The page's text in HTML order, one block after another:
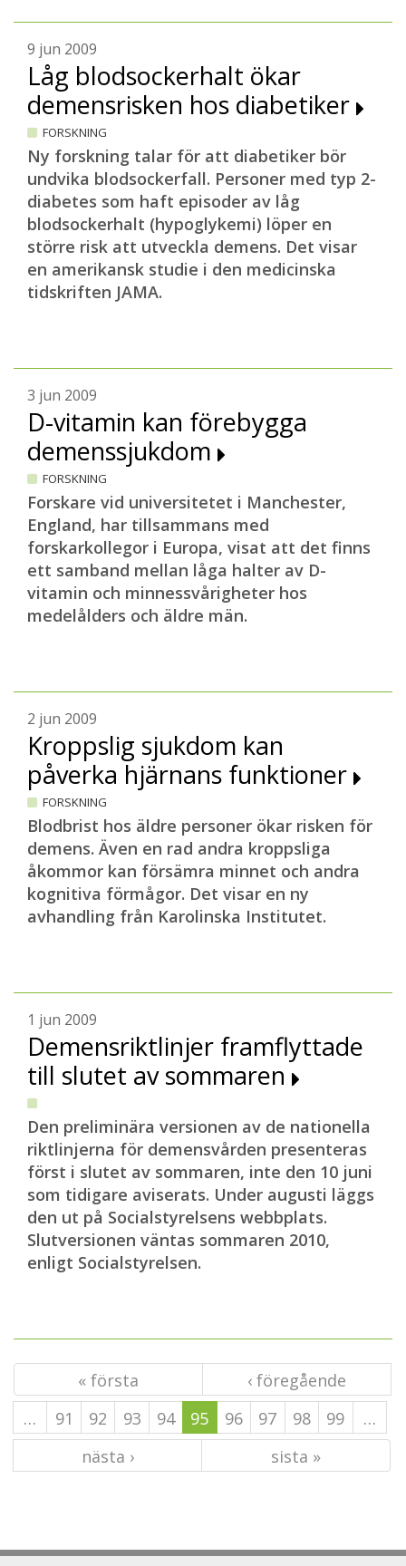
9 jun 2009
Låg blodsockerhalt ökar
demensrisken hos diabetiker
FORSKNING
Ny forskning talar för att diabetiker bör
undvika blodsockerfall. Personer med typ 2-
diabetes som haft episoder av låg
blodsockerhalt (hypoglykemi) löper en
större risk att utveckla demens. Det visar
en amerikansk studie i den medicinska
tidskriften JAMA.
3 jun 2009
D-vitamin kan förebygga
demenssjukdom
FORSKNING
Forskare vid universitetet i Manchester,
England, har tillsammans med
forskarkollegor i Europa, visat att det finns
ett samband mellan låga halter av D-
vitamin och minnessvårigheter hos
medelålders och äldre män.
2 jun 2009
Kroppslig sjukdom kan
påverka hjärnans funktioner
FORSKNING
Blodbrist hos äldre personer ökar risken för
demens. Även en rad andra kroppsliga
åkommor kan försämra minnet och andra
kognitiva förmågor. Det visar en ny
avhandling från Karolinska Institutet.
1 jun 2009
Demensriktlinjer framflyttade
till slutet av sommaren
Den preliminära versionen av de nationella
riktlinjerna för demensvården presenteras
först i slutet av sommaren, inte den 10 juni
som tidigare aviserats. Under augusti läggs
den ut på Socialstyrelsens webbplats.
Slutversionen väntas sommaren 2010,
enligt Socialstyrelsen.
« första
‹ föregående
…
91 92 93 94 95 96 97 98 99
…
nästa ›
sista »